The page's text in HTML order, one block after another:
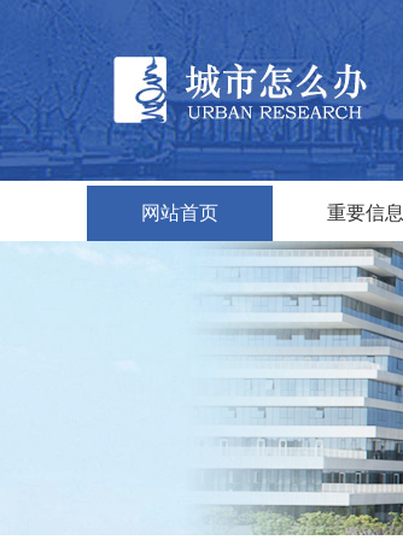
网站首页 重要信息